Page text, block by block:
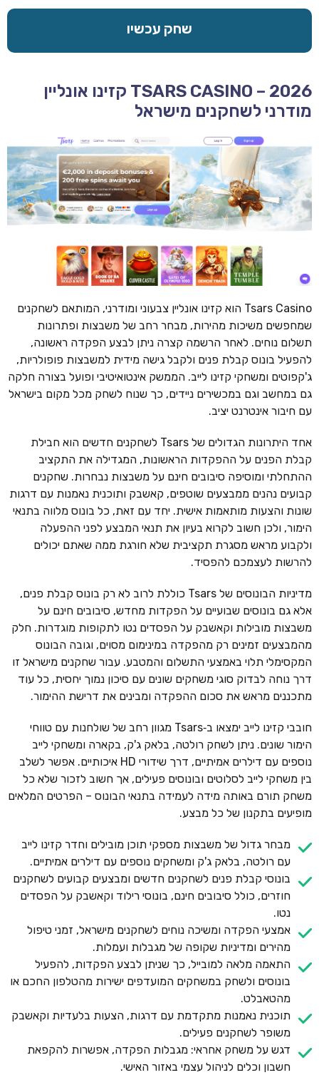
שחק עכשיו
TSARS CASINO – 2026 קזינו אונליין
מודרני לשחקנים מישראל
Tsars Casino הוא קזינו אונליין צבעוני ומודרני, המותאם לשחקנים
שמחפשים משיכות מהירות, מבחר רחב של משבצות ופתרונות
תשלום נוחים. לאחר הרשמה קצרה ניתן לבצע הפקדה ראשונה,
להפעיל בונוס קבלת פנים ולקבל גישה מידית למשבצות פופולריות,
ג'קפוטים ומשחקי קזינו לייב. הממשק אינטואיטיבי ופועל בצורה חלקה
גם במחשב וגם במכשירים ניידים, כך שנוח לשחק מכל מקום בישראל
עם חיבור אינטרנט יציב.
אחד היתרונות הגדולים של Tsars לשחקנים חדשים הוא חבילת
קבלת הפנים על ההפקדות הראשונות, המגדילה את התקציב
ההתחלתי ומוסיפה סיבובים חינם על משבצות נבחרות. שחקנים
קבועים נהנים ממבצעים שוטפים, קאשבק ותוכנית נאמנות עם דרגות
שונות והצעות מותאמות אישית. יחד עם זאת, כל בונוס מלווה בתנאי
הימור, ולכן חשוב לקרוא בעיון את תנאי המבצע לפני ההפעלה
ולקבוע מראש מסגרת תקציבית שלא חורגת ממה שאתם יכולים
להרשות לעצמכם להפסיד.
מדיניות הבונוסים של Tsars כוללת לרוב לא רק בונוס קבלת פנים,
אלא גם בונוסים שבועיים על הפקדות מחדש, סיבובים חינם על
משבצות מובילות וקאשבק על הפסדים נטו לתקופות מוגדרות. חלק
מהמבצעים זמינים רק מהפקדה במינימום מסוים, וגובה הבונוס
המקסימלי תלוי באמצעי התשלום והמטבע. עבור שחקנים מישראל זו
דרך נוחה לבדוק סוגי משחקים שונים עם סיכון נמוך יחסית, כל עוד
מתכננים מראש את סכום ההפקדה ומבינים את דרישת ההימור.
חובבי קזינו לייב ימצאו ב‑Tsars מגוון רחב של שולחנות עם טווחי
הימור שונים. ניתן לשחק רולטה, בלאק ג'ק, בקארה ומשחקי לייב
נוספים עם דילרים אמיתיים, דרך שידורי HD איכותיים. אפשר לשלב
בין משחקי לייב לסלוטים ובונוסים פעילים, אך חשוב לזכור שלא כל
משחק תורם באותה מידה לעמידה בתנאי הבונוס – הפרטים המלאים
מופיעים בתקנון של כל מבצע.
מבחר גדול של משבצות מספקי תוכן מובילים וחדר קזינו לייב
עם רולטה, בלאק ג'ק ומשחקים נוספים עם דילרים אמיתיים.
בונוסי קבלת פנים לשחקנים חדשים ומבצעים קבועים לשחקנים
חוזרים, כולל סיבובים חינם, בונוסי רילוד וקאשבק על הפסדים
נטו.
אמצעי הפקדה ומשיכה נוחים לשחקנים מישראל, זמני טיפול
מהירים ומדיניות שקופה של מגבלות ועמלות.
התאמה מלאה למובייל, כך שניתן לבצע הפקדות, להפעיל
בונוסים ולשחק במשחקים המועדפים ישירות מהטלפון החכם או
מהטאבלט.
תוכנית נאמנות מתקדמת עם דרגות, הצעות בלעדיות וקאשבק
משופר לשחקנים פעילים.
דגש על משחק אחראי: מגבלות הפקדה, אפשרות להקפאת
חשבון וכלים לניהול עצמי באזור האישי.